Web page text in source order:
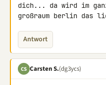
dich... da wird im
großraum berlin das
Antwort
CS Carsten S.(dg3ycs)